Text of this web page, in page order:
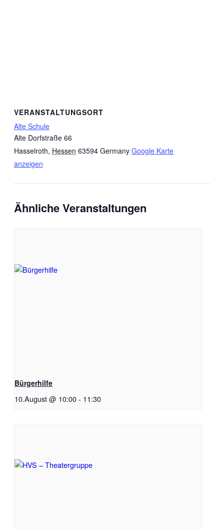
VERANSTALTUNGSORT
Alte Schule
Alte Dorfstraße 66
Hasselroth, Hessen 63594 Germany Google Karte
anzeigen
Ähnliche Veranstaltungen
Bürgerhilfe
10.August @ 10:00- 11:30